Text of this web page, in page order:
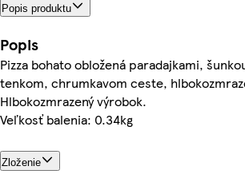
Popis produktu
Popis
Pizza bohato obložená paradajkami,
tenkom, chrumkavom ceste,
Hlbokozmrazený výrobok.
Veľkosť balenia: 0.34kg
Zloženie